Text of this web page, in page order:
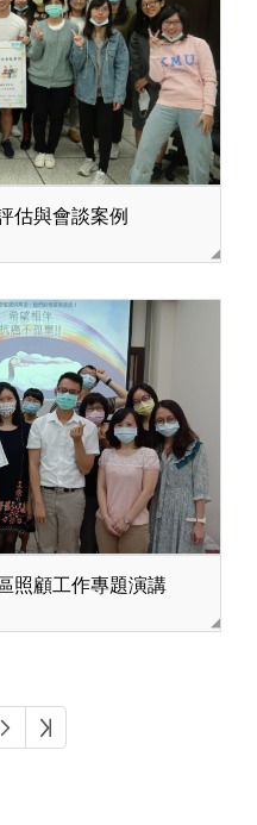
估與會談案例
照顧工作專題演講
下一頁最後頁